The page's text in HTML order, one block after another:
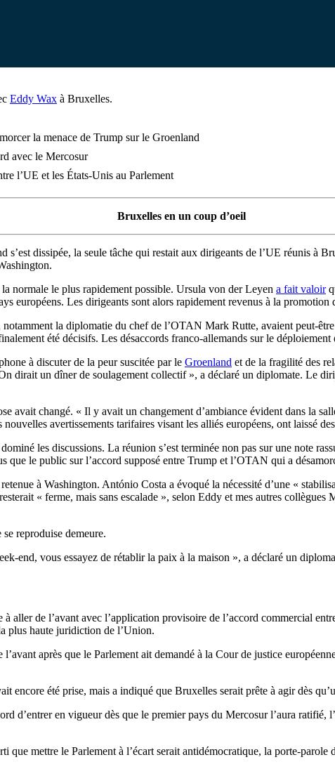
Eddy Wax à Bruxelles.
la menace de Trump sur le Groenland
avec le Mercosur
l’UE et les États-Unis au Parlement
Bruxelles en un coup d’oeil
dissipée, la seule tâche qui restait aux dirigeants de l’UE réunis à
normale le plus rapidement possible. Ursula von der Leyen a fait valoir
européens. Les dirigeants sont alors rapidement revenus à la
la diplomatie du chef de l’OTAN Mark Rutte, avaient peut-
été décisifs. Les désaccords franco-allemands sur le
à discuter de la peur suscitée par le Groenland et de la fragilité des
dirait un dîner de soulagement collectif », a déclaré un diplomate. Le
avait changé. « Il y avait un changement d’ambiance évident dans la
avertissements tarifaires visant les alliés européens, ont laissé
les discussions. La réunion s’est terminée non pas sur une note
que le public sur l’accord supposé entre Trump et l’OTAN qui a
à Washington. António Costa a évoqué la nécessité d’une «
« ferme, mais sans escalade », selon Eddy et mes autres
reproduise demeure.
end, vous essayez de rétablir la paix à la maison », a déclaré un
à aller de l’avant avec l’application provisoire de l’accord commercial
plus haute juridiction de l’Union.
après que le Parlement ait demandé à la Cour de justice
encore été prise, mais a indiqué que Bruxelles serait prête à agir dès
d’entrer en vigueur dès que le premier pays du Mercosur l’aura
que mettre le Parlement à l’écart serait antidémocratique, la porte-